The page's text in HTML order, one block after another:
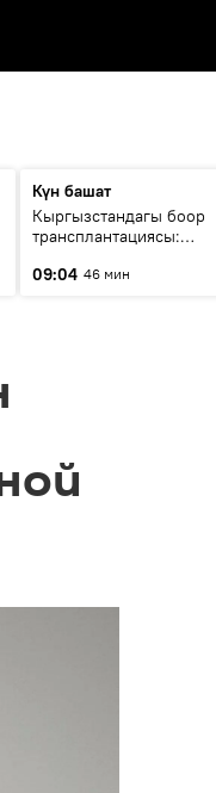
Күн башат
Кыргызстандагы боор
трансплантациясы:
келечеги
09:04 46 мин